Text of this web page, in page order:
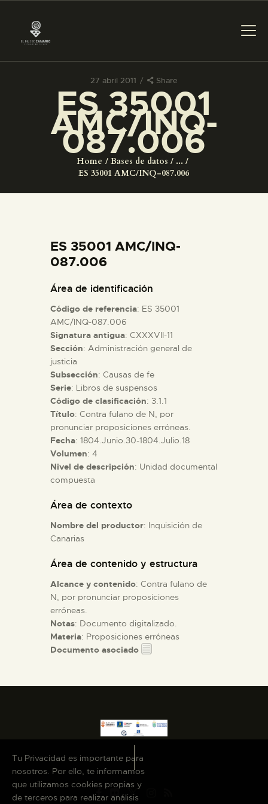
27 abril 2011 Share
ES 35001
AMC/INQ-
087.006
Home Bases de datos
...
ES 35001 AMC/INQ-087.006
PREPARAR LA VISITA
ACTIVIDADES
COLECCIONES
ESPAÑOL
PREPARAR LA VISITA
ACTIVIDADES
█
EL MUSEO
DIDÁCTICA
ESPAÑOL
ES 35001 AMC/INQ-
087.006
Área de identificación
Código de referencia: ES 35001
AMC/INQ-087.006
Signatura antigua: CXXXVII-11
Sección: Administración general de
justicia
Subsección: Causas de fe
Serie: Libros de suspensos
Código de clasificación: 3.1.1
Título: Contra fulano de N, por
pronunciar proposiciones erróneas.
Fecha: 1804.Junio.30-1804.Julio.18
Volumen: 4
Nivel de descripción: Unidad documental
compuesta
Área de contexto
Nombre del productor: Inquisición de
Canarias
Área de contenido y estructura
Alcance y contenido: Contra fulano de
N, por pronunciar proposiciones
erróneas.
Notas: Documento digitalizado.
Materia: Proposiciones erróneas
Documento asociado
Tu Privacidad es importante para
nosotros. Por ello, te informamos
que utilizamos cookies propias y
de terceros para realizar análisis